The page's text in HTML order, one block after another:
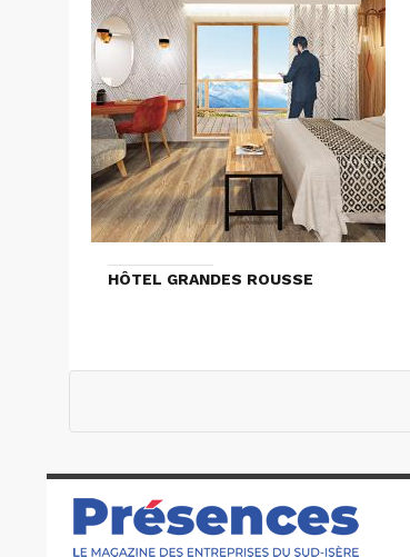
HÔTEL GRANDES ROUSSE